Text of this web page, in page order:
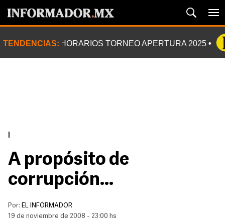
TENDENCIAS: HORARIOS TORNEO APERTURA 2025
A propósito de
corrupción...
Por: EL INFORMADOR
19 de noviembre de 2008 - 23:00 hs